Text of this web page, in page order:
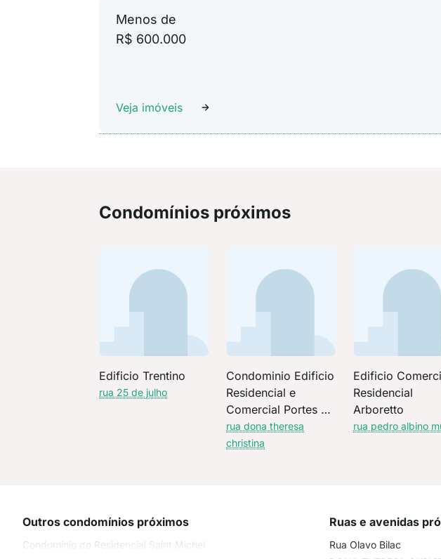
Menos de
R$ 600.000
Veja imóveis
Condomínios próximos
Edificio Trentino
rua 25 de julho
Condominio Edificio
Residencial e
Comercial Portes Du
Soleil
rua dona theresa
christina
Edificio
Residencial
Arboretto
rua pedro albino
Outros condomínios próximos
Condominio do Residencial Saint Michel
Ruas e avenidas
Rua Olavo Bilac